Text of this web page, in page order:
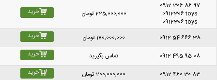
0912 306 86 97
0912306 toys
0912306 toys
225,000,000تومان خرید
0912 54 666 38
170,000,000تومان خرید
0912 495 95 08 تماس بگیرید خرید
0912 460 30 83
200,000,000تومان خرید